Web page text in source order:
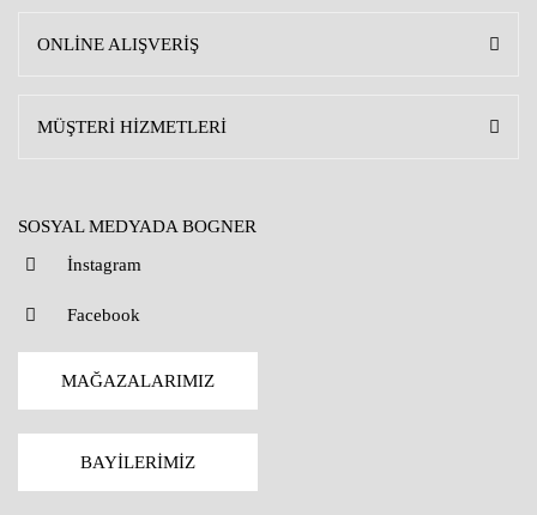
ONLİNE ALIŞVERİŞ
MÜŞTERİ HİZMETLERİ
SOSYAL MEDYADA BOGNER
İnstagram
Facebook
MAĞAZALARIMIZ
BAYİLERİMİZ